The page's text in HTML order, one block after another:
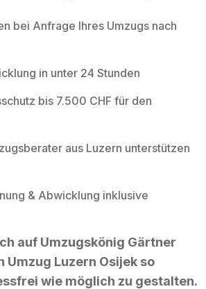
bei Anfrage Ihres Umzugs nach
in unter 24 Stunden
bis 7.500 CHF für den
aus Luzern unterstützen
& Abwicklung inklusive
auf Umzugskönig Gärtner
Umzug Luzern Osijek so
wie möglich zu gestalten.